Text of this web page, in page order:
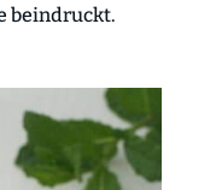
beindruckt.